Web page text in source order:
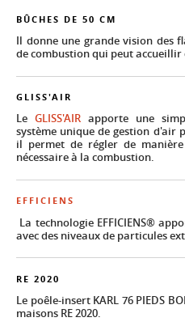
BÛCHES DE 50 CM
Il donne une grande vision des
de combustion qui peut accueillir
GLISS'AIR
Le GLISS'AIRapporte une
système unique de gestion d'air
il permet de régler de
nécessaire à la combustion.
EFFICIENS
La technologie EFFICIENS®
avec des niveaux de particules
RE 2020
Le poêle-insert KARL 76 PIEDS
maisons RE 2020.